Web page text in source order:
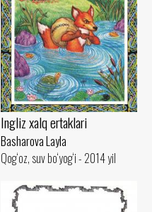
Ingliz xalq ertaklari
Basharova Layla
Qog‘oz, suv bo‘yog‘i - 2014 yil